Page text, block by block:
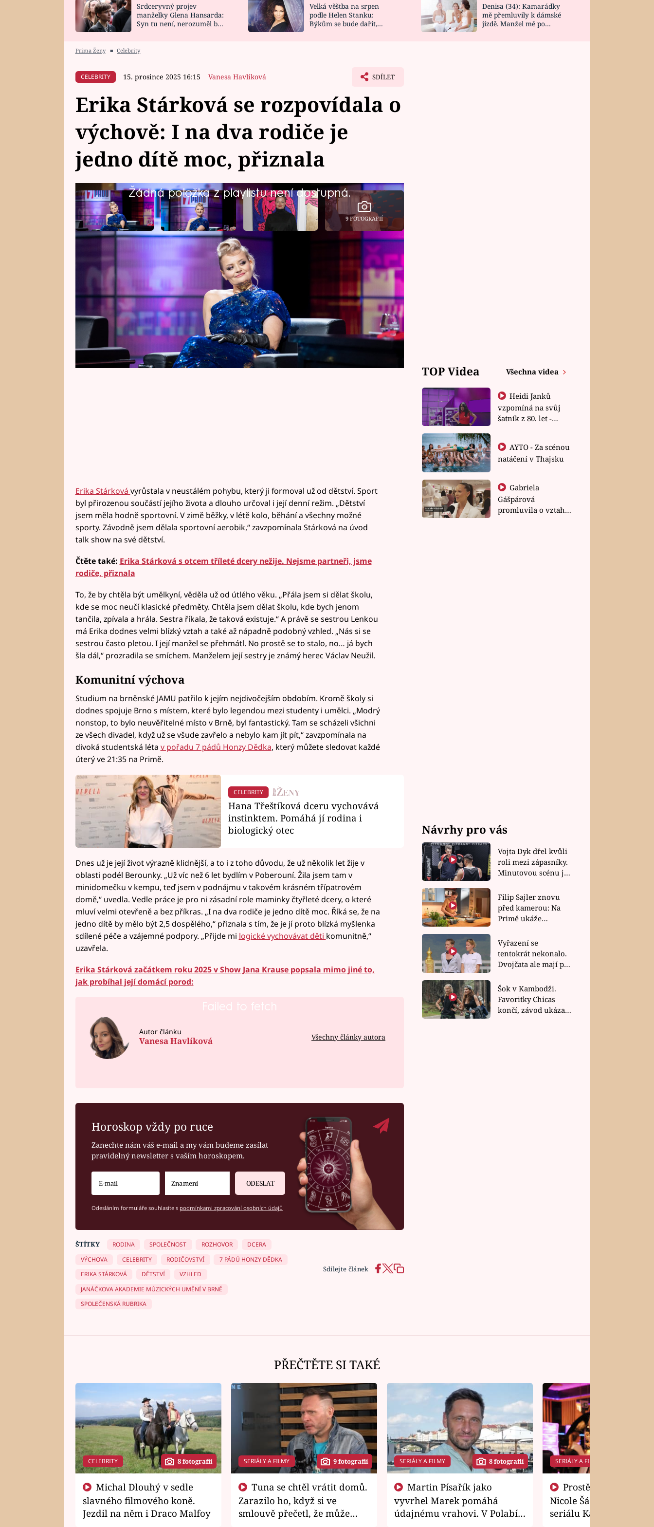
HOROSKOP NA
CELEBRITY
VAŘENÍ
NOVINKY
VIDEORECEPTY
DESIGN
Srdceryvný projev
manželky Glena Hansarda:
Syn tu není, nerozuměl by
Velká věštba na srpen
podle Helen Stanku:
Býkům se bude dařit,
Denisa (34): Kamarádky
mě přemluvily k dámské
jízdě. Manžel mě po
Prima Ženy ■ Celebrity
CELEBRITY 15. prosince 2025 16:15 Vanesa Havlíková SDÍLET
Erika Stárková se rozpovídala o
výchově: I na dva rodiče je
jedno dítě moc, přiznala
Žádná položka z playlistu není dostupná.
9 FOTOGRAFIÍ
Herečka Erika Stárková (41) se stíhá naplno věnovat jak své malé
dcerce, tak kariéře. Přestože je její život mnohem klidnější než dřív,
energie a otevřenost jí rozhodně nechybí. V oblíbené talkshow nyní
zavzpomínala na divoká studia, promluvila o rodičovství, komunitním
životě i o přehmatech, které způsobuje podobnost se sestrou Lenkou.
Erika Stárková vyrůstala v neustálém pohybu, který ji formoval už od dětství. Sport
byl přirozenou součástí jejího života a dlouho určoval i její denní režim. „Dětství
jsem měla hodně sportovní. V zimě běžky, v létě kolo, běhání a všechny možné
sporty. Závodně jsem dělala sportovní aerobik,“ zavzpomínala Stárková na úvod
talk show na své dětství.
Čtěte také: Erika Stárková s otcem tříleté dcery nežije. Nejsme partneři, jsme
rodiče, přiznala
To, že by chtěla být umělkyní, věděla už od útlého věku. „Přála jsem si dělat školu,
kde se moc neučí klasické předměty. Chtěla jsem dělat školu, kde bych jenom
tančila, zpívala a hrála. Sestra říkala, že taková existuje.“ A právě se sestrou Lenkou
má Erika dodnes velmi blízký vztah a také až nápadně podobný vzhled. „Nás si se
sestrou často pletou. I její manžel se přehmátl. No prostě se to stalo, no… já bych
šla dál,“ prozradila se smíchem. Manželem její sestry je známý herec Václav Neužil.
Komunitní výchova
Studium na brněnské JAMU patřilo k jejím nejdivočejším obdobím. Kromě školy si
dodnes spojuje Brno s místem, které bylo legendou mezi studenty i umělci. „Modrý
nonstop, to bylo neuvěřitelné místo v Brně, byl fantastický. Tam se scházeli všichni
ze všech divadel, když už se všude zavřelo a nebylo kam jít pít,“ zavzpomínala na
divoká studentská léta v pořadu 7 pádů Honzy Dědka, který můžete sledovat každé
úterý ve 21:35 na Primě.
CELEBRITY
Hana Třeštíková dceru vychovává
instinktem. Pomáhá jí rodina i
biologický otec
Dnes už je její život výrazně klidnější, a to i z toho důvodu, že už několik let žije v
oblasti podél Berounky. „Už víc než 6 let bydlím v Poberouní. Žila jsem tam v
minidomečku v kempu, teď jsem v podnájmu v takovém krásném třípatrovém
domě,“ uvedla. Vedle práce je pro ni zásadní role maminky čtyřleté dcery, o které
mluví velmi otevřeně a bez příkras. „I na dva rodiče je jedno dítě moc. Říká se, že na
jedno dítě by mělo být 2,5 dospělého,“ přiznala s tím, že je jí proto blízká myšlenka
sdílené péče a vzájemné podpory. „Přijde mi logické vychovávat děti komunitně,“
uzavřela.
Erika Stárková začátkem roku 2025 v Show Jana Krause popsala mimo jiné to,
jak probíhal její domácí porod:
Failed to fetch
Autor článku
Vanesa Havlíková Všechny články autora
Horoskop vždy po ruce
Zanechte nám váš e-mail a my vám budeme zasílat
pravidelný newsletter s vaším horoskopem.
ODESLAT
Odesláním formuláře souhlasíte s podmínkami zpracování osobních údajů
Sdílejte článek
ŠTÍTKY RODINA SPOLEČNOST ROZHOVOR
DCERA
VÝCHOVA
CELEBRITY RODIČOVSTVÍ
7 PÁDŮ HONZY DĚDKA
ERIKA STÁRKOVÁ
DĚTSTVÍ
VZHLED
JANÁČKOVA AKADEMIE MÚZICKÝCH UMĚNÍ V BRNĚ
SPOLEČENSKÁ RUBRIKA
TOP Videa Všechna videa
Heidi Janků
vzpomíná na svůj
šatník z 80. let -
natáčení v Thajsku
Gabriela
Gášpárová
promluvila o vztahu
Návrhy pro vás
Vojta Dyk dřel kvůli
roli mezi zápasníky.
Minutovou scénu jel
Filip Sajler znovu
před kamerou: Na
Primě ukáže
rychlé recepty
Vyřazení se
tentokrát nekonalo.
Dvojčata ale mají po
závodu nůž na krku
Šok v Kambodži.
Favoritky Chicas
končí, závod ukázal
PŘEČTĚTE SI TAKÉ
CELEBRITY 8 fotografií
slavného filmového koně.
Jezdil na něm i Draco Malfoy
SERIÁLY A FILMY 9 fotografií
Zarazilo ho, když si ve
smlouvě přečetl, že může
SERIÁLY A FILMY 8 fotografií
vyvrhel Marek pomáhá
údajnému vrahovi. V Polabí
SERIÁLY A FILMY
Nicole Šáchová získala
seriálu Kamarádi